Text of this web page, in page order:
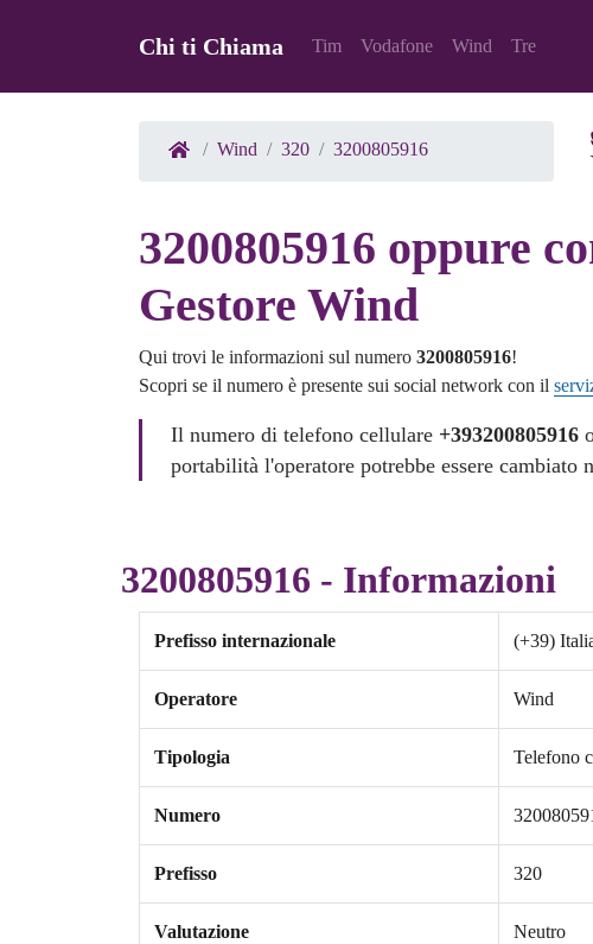
Chi ti Chiama Tim Vodafone Wind Tre
Wind 320 3200805916
3200805916 oppure
Gestore Wind
Qui trovi le informazioni sul numero 3200805916!
Scopri se il numero è presente sui social network con il
Il numero di telefono cellulare +393200805916
portabilità l'operatore potrebbe essere cambiato
3200805916 - Informazioni
Prefisso internazionale (+39)
Operatore Wind
Tipologia Telefono
Numero
Prefisso 320
Valutazione Neutro